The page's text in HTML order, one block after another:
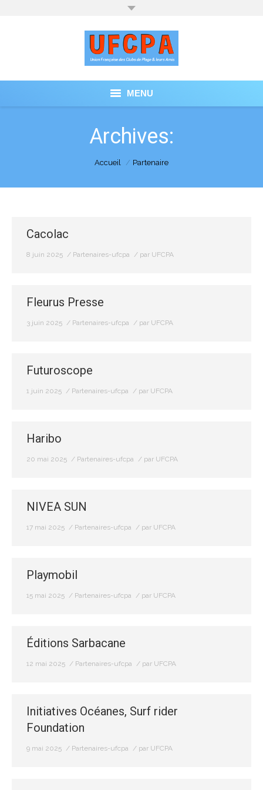
MENU
L’UFCPA
CONTACT
Archives:
Accueil Partenaire
Cacolac
8 juin 2025 Partenaires-ufcpa par UFCPA
Fleurus Presse
3 juin 2025 Partenaires-ufcpa par UFCPA
Futuroscope
1 juin 2025 Partenaires-ufcpa par UFCPA
Haribo
20 mai 2025 Partenaires-ufcpa par UFCPA
NIVEA SUN
17 mai 2025 Partenaires-ufcpa par UFCPA
Playmobil
15 mai 2025 Partenaires-ufcpa par UFCPA
Éditions Sarbacane
12 mai 2025 Partenaires-ufcpa par UFCPA
Initiatives Océanes, Surf rider
Foundation
9 mai 2025 Partenaires-ufcpa par UFCPA